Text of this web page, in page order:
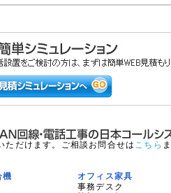
ただけます。ご相談お問合せは こちら
機
オフィス家具
事務デスク